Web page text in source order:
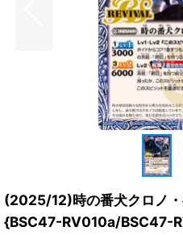
(2025/12)時の番犬クロノ・
{BSC47-RV010a/BSC47-